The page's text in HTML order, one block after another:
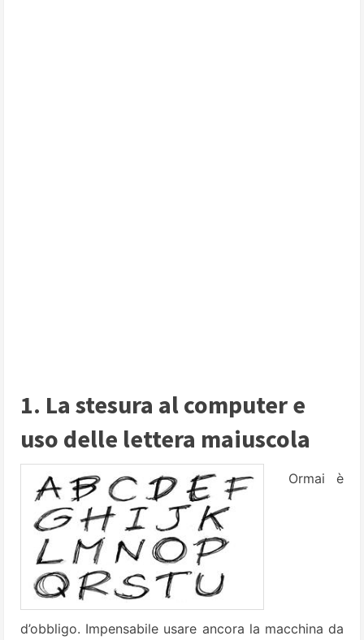
1. La stesura al computer e
uso delle lettera maiuscola
Ormai è
d’obbligo. Impensabile usare ancora la macchina da